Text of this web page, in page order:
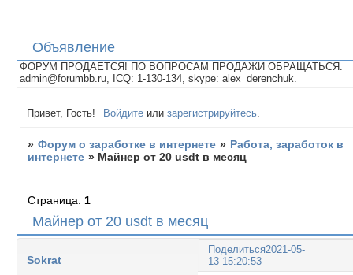
Объявление
ФОРУМ ПРОДАЕТСЯ! ПО ВОПРОСАМ ПРОДАЖИ ОБРАЩАТЬСЯ:
admin@forumbb.ru, ICQ: 1-130-134, skype: alex_derenchuk.
Привет, Гость! Войдите илизарегистрируйтесь
» Форум о заработке в интернете » Работа, заработок в
интернете » Майнер от 20 usdt в месяц
Майнер от 20 usdt в месяц
Страница: 1
Поделиться2021-05-
13 15:20:53
Sokrat